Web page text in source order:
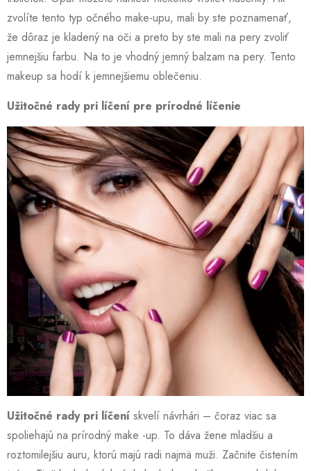
zvolíte tento typ očného make-upu, mali by ste poznamenať,
že dôraz je kladený na oči a preto by ste mali na pery zvoliť
jemnejšiu farbu. Na to je vhodný jemný balzam na pery. Tento
makeup sa hodí k jemnejšiemu oblečeniu.
Užitočné rady pri líčení pre prírodné líčenie
Užitočné rady pri líčení skvelí návrhári – čoraz viac sa
spoliehajú na prírodný make -up. To dáva žene mladšiu a
roztomilejšiu auru, ktorú majú radi najmä muži. Začnite čistením